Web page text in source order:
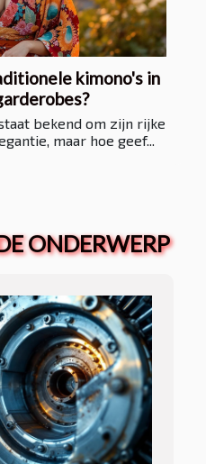
kimono's in
bekend om zijn rijke
maar hoe geef...
ONDERWERP